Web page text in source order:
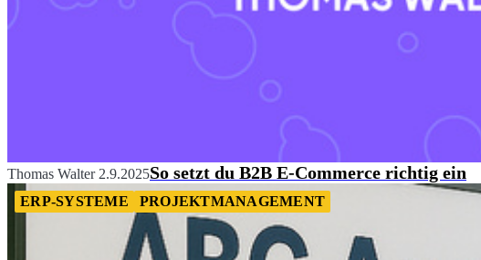
Thomas Walter 2.9.2025So setzt du B2B E-Commerce richtig ein
ERP-SYSTEME PROJEKTMANAGEMENT